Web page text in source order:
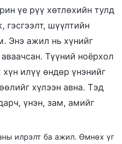
үе рүү хөтлөхийн тулд
гэсгээлт, шүүлтийн
Энэ ажил нь хүнийг
Түүний ноёрхол
хүн илүү өндөр үнэнийг
хүлээн авна. Тэд
үнэн, зам, амийг
илрэлт ба ажил. Өмнөх үг